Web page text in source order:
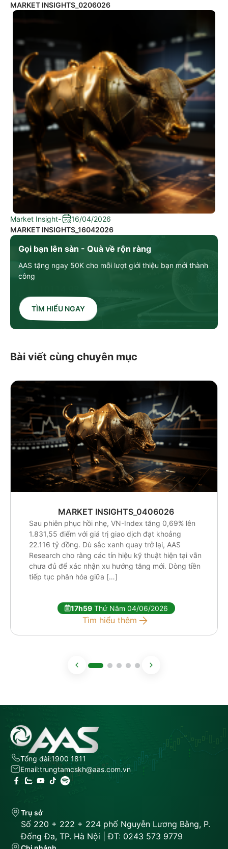
Gọi bạn lên sàn - Quà về rộn ràng
AAS tặng ngay 50K cho mỗi lượt giới thiệu bạn mới thành
công
TÌM HIỂU NGAY
MARKET INSIGHTS_0206026
Market Insight-
16/04/2026
MARKET INSIGHTS_16042026
Bài viết cùng chuyên mục
MARKET INSIGHTS_0406026
Sau phiên phục hồi nhẹ, VN-Index tăng 0,69% lên
1.831,55 điểm với giá trị giao dịch đạt khoảng
22.116 tỷ đồng. Dù sắc xanh quay trở lại, AAS
Research cho rằng các tín hiệu kỹ thuật hiện tại vẫn
chưa đủ để xác nhận xu hướng tăng mới. Dòng tiền
tiếp tục phân hóa giữa […]
17h59Thứ Năm 04/06/2026
Tìm hiểu thêm
Tổng đài:1900 1811
Email:trungtamcskh@aas.com.vn
Trụ sở
Số 220 + 222 + 224 phố Nguyễn Lương Bằng, P.
Đống Đa, TP. Hà Nội | ĐT: 0243 573 9779